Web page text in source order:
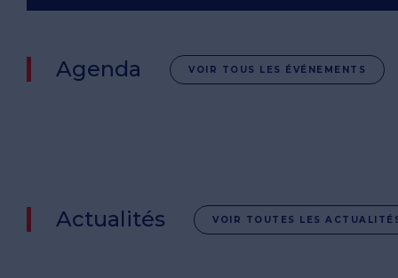
Agenda VOIR TOUS LES ÉVÉNEMENTS
Actualités VOIR TOUTES LES